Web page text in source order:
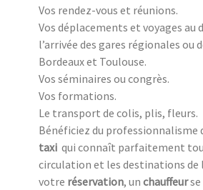
Vos rendez-vous et réunions.
Vos déplacements et voyages au
l’arrivée des gares régionales ou
Bordeaux et Toulouse.
Vos séminaires ou congrès.
Vos formations.
Le transport de colis, plis, fleurs.
Bénéficiez du professionnalisme
taxi qui connaît parfaitement
circulation et les destinations de
votre réservation, un chauffeurse